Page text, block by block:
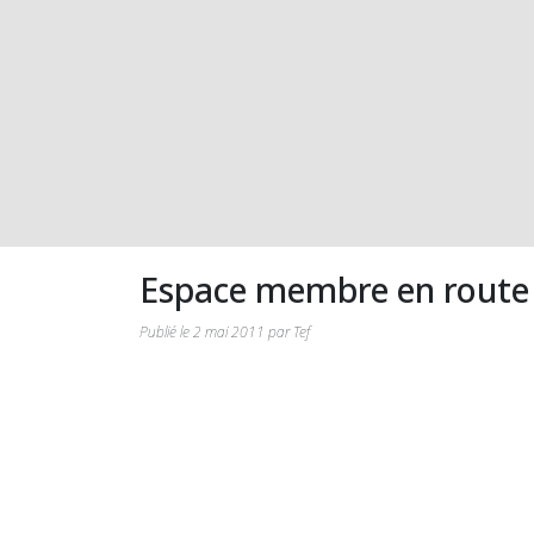
Espace membre en
Publié le 2 mai 2011 par Tef